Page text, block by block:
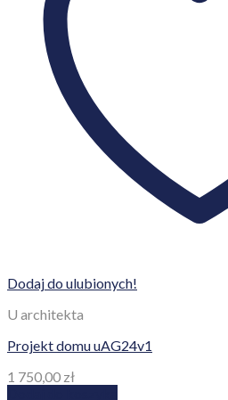
Dodaj do ulubionych!
U architekta
Projekt domu uAG24v1
1 750,00 zł